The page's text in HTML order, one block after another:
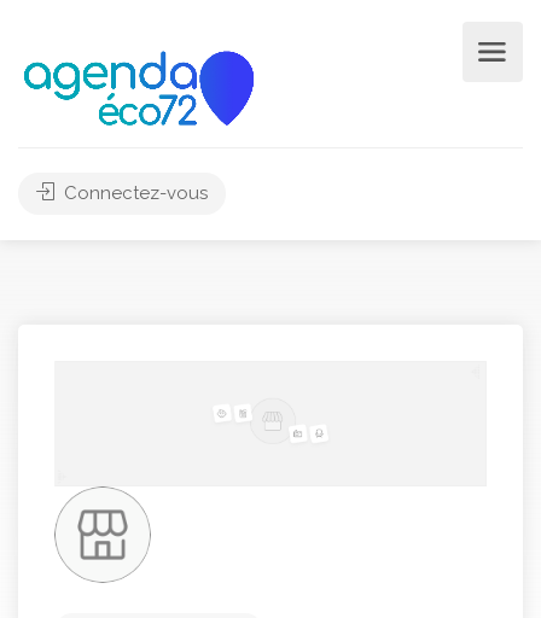
Connectez-vous